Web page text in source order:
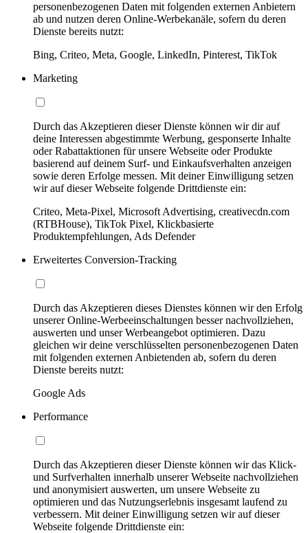
personenbezogenen Daten mit folgenden externen Anbietern
ab und nutzen deren Online-Werbekanäle, sofern du deren
Dienste bereits nutzt:
Bing, Criteo, Meta, Google, LinkedIn, Pinterest, TikTok
Marketing
Durch das Akzeptieren dieser Dienste können wir dir auf
deine Interessen abgestimmte Werbung, gesponserte Inhalte
oder Rabattaktionen für unsere Webseite oder Produkte
basierend auf deinem Surf- und Einkaufsverhalten anzeigen
sowie deren Erfolge messen. Mit deiner Einwilligung setzen
wir auf dieser Webseite folgende Drittdienste ein:
Criteo, Meta-Pixel, Microsoft Advertising, creativecdn.com
(RTBHouse), TikTok Pixel, Klickbasierte
Produktempfehlungen, Ads Defender
Erweitertes Conversion-Tracking
Durch das Akzeptieren dieses Dienstes können wir den Erfolg
unserer Online-Werbeeinschaltungen besser nachvollziehen,
auswerten und unser Werbeangebot optimieren. Dazu
gleichen wir deine verschlüsselten personenbezogenen Daten
mit folgenden externen Anbietenden ab, sofern du deren
Dienste bereits nutzt:
Google Ads
Performance
Durch das Akzeptieren dieser Dienste können wir das Klick-
und Surfverhalten innerhalb unserer Webseite nachvollziehen
und anonymisiert auswerten, um unsere Webseite zu
optimieren und das Nutzungserlebnis insgesamt laufend zu
verbessern. Mit deiner Einwilligung setzen wir auf dieser
Webseite folgende Drittdienste ein: